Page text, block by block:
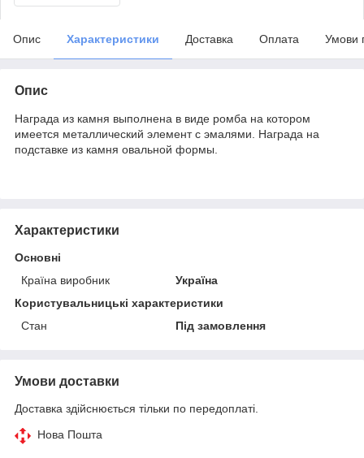
Опис Характеристики Доставка Оплата Умови
Опис
Награда из камня выполнена в виде ромба на котором
имеется металлический элемент с эмалями. Награда на
подставке из камня овальной формы.
Характеристики
Основні
Країна виробник
Україна
Користувальницькі характеристики
Стан
Під замовлення
Умови доставки
Доставка здійснюється тільки по передоплаті.
Нова Пошта